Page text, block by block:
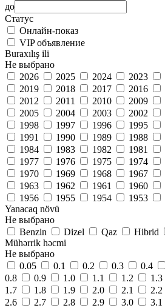
до
Статус
Онлайн-показ
VIP объявление
Buraxılış ili
Не выбрано
2026
2025 2024 2023
2019
2018 2017 2016
2012
2011 2010 2009
2005
2004 2003 2002
1998
1997 1996 1995
1991
1990 1989 1988
1984
1983 1982 1981
1977
1976 1975 1974
1970
1969 1968 1967
1963
1962 1961 1960
1956
1955 1954 1953
Yanacaq növü
Не выбрано
Benzin
Dizel Qaz Hibrid
Mühərrik həcmi
Не выбрано
0.05
0.1 0.2 0.3 0.4
0.8
0.9 1.0 1.1 1.2 1.3
1.7
1.8 1.9 2.0 2.1 2.2
2.6
2.7 2.8 2.9 3.0 3.1